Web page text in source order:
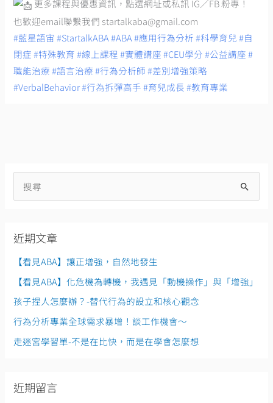
更多課程與優惠資訊，點選網址或私訊 IG／FB 粉專！
也歡迎email聯繫我們 startalkaba@gmail.com
#藍星語宙#StartalkABA#ABA#應用行為分析#科學育兒#自
閉症#特殊教育#線上課程#實體講座#CEU學分#公益講座#
職能治療#語言治療#行為分析師#差別增強策略
#VerbalBehavior#行為拆彈高手#育兒成長#教育專業
鍵
字
近期文章
【看見ABA】讓正增強，自然地發生
【看見ABA】化危機為轉機，我遇見「動機操作」與「增強」
孩子捏人怎麼辦？-替代行為的設立和核心觀念
行為分析專業全球需求暴增！談工作機會～
走迷宮學習單-不是在比快，而是在學會怎麼想
近期留言